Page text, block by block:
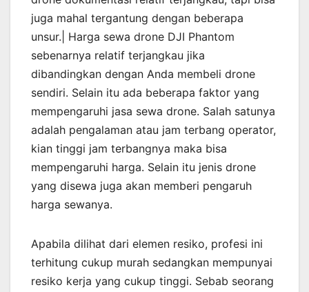
juga mahal tergantung dengan beberapa
unsur.| Harga sewa drone DJI Phantom
sebenarnya relatif terjangkau jika
dibandingkan dengan Anda membeli drone
sendiri. Selain itu ada beberapa faktor yang
mempengaruhi jasa sewa drone. Salah satunya
adalah pengalaman atau jam terbang operator,
kian tinggi jam terbangnya maka bisa
mempengaruhi harga. Selain itu jenis drone
yang disewa juga akan memberi pengaruh
harga sewanya.
Apabila dilihat dari elemen resiko, profesi ini
terhitung cukup murah sedangkan mempunyai
resiko kerja yang cukup tinggi. Sebab seorang